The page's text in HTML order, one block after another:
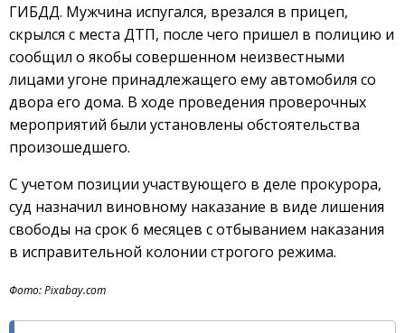
ГИБДД. Мужчина испугался, врезался в прицеп,
скрылся с места ДТП, после чего пришел в полицию и
сообщил о якобы совершенном неизвестными
лицами угоне принадлежащего ему автомобиля со
двора его дома. В ходе проведения проверочных
мероприятий были установлены обстоятельства
произошедшего.
С учетом позиции участвующего в деле прокурора,
суд назначил виновному наказание в виде лишения
свободы на срок 6 месяцев с отбыванием наказания
в исправительной колонии строгого режима.
Фото: Pixabay.com